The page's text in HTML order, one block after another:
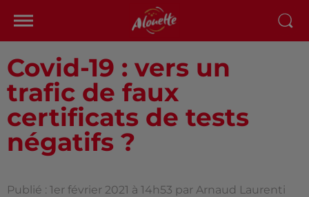
Covid-19 : vers un
trafic de faux
certificats de tests
négatifs ?
Publié : 1er février 2021 à 14h53 par Arnaud Laurenti